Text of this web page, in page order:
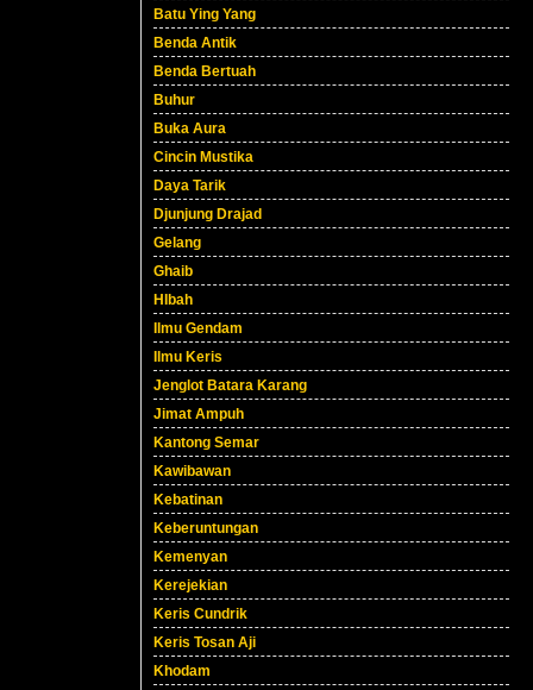
Batu Ying Yang
Benda Antik
Benda Bertuah
Buhur
Buka Aura
Cincin Mustika
Daya Tarik
Djunjung Drajad
Gelang
Ghaib
HIbah
Ilmu Gendam
Ilmu Keris
Jenglot Batara Karang
Jimat Ampuh
Kantong Semar
Kawibawan
Kebatinan
Keberuntungan
Kemenyan
Kerejekian
Keris Cundrik
Keris Tosan Aji
Khodam